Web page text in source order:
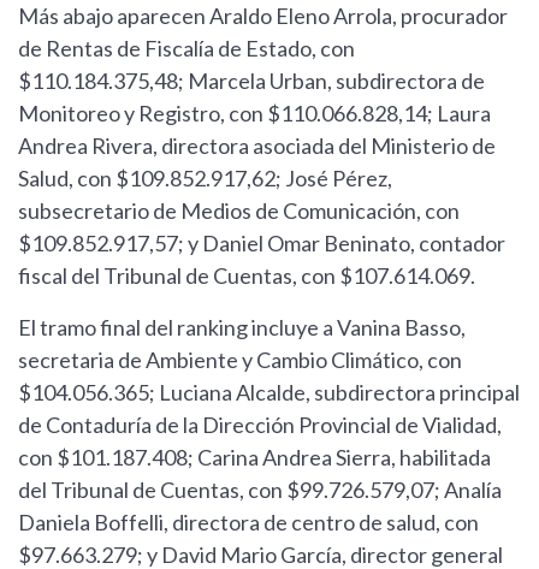
Más abajo aparecen Araldo Eleno Arrola, procurador
de Rentas de Fiscalía de Estado, con
$110.184.375,48; Marcela Urban, subdirectora de
Monitoreo y Registro, con $110.066.828,14; Laura
Andrea Rivera, directora asociada del Ministerio de
Salud, con $109.852.917,62; José Pérez,
subsecretario de Medios de Comunicación, con
$109.852.917,57; y Daniel Omar Beninato, contador
fiscal del Tribunal de Cuentas, con $107.614.069.
El tramo final del ranking incluye a Vanina Basso,
secretaria de Ambiente y Cambio Climático, con
$104.056.365; Luciana Alcalde, subdirectora principal
de Contaduría de la Dirección Provincial de Vialidad,
con $101.187.408; Carina Andrea Sierra, habilitada
del Tribunal de Cuentas, con $99.726.579,07; Analía
Daniela Boffelli, directora de centro de salud, con
$97.663.279; y David Mario García, director general